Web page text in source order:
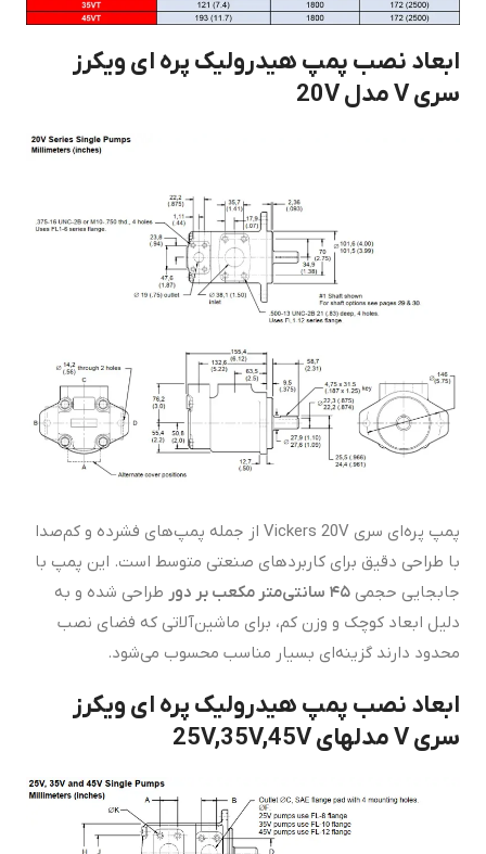
ابعاد نصب پمپ هیدرولیک پره ای ویکرز
سری V مدل 20V
پمپ پره‌ای سری Vickers 20V از جمله پمپ‌های فشرده و کم‌صدا
با طراحی دقیق برای کاربردهای صنعتی متوسط است. این پمپ با
جابجایی حجمی ۴۵ سانتی‌متر مکعب بر دور طراحی شده و به
دلیل ابعاد کوچک و وزن کم، برای ماشین‌آلاتی که فضای نصب
محدود دارند گزینه‌ای بسیار مناسب محسوب می‌شود.
ابعاد نصب پمپ هیدرولیک پره ای ویکرز
سری V مدلهای 25V,35V,45V